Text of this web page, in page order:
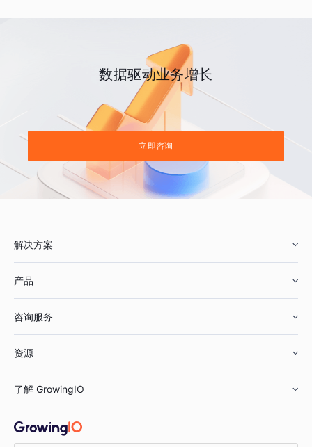
数据驱动业务增长
立即咨询
解决方案
鞋服行业
汽车行业
金融行业
产品
智能运营
获客分析
咨询服务
资源
增长公开课
了解 GrowingIO
关于 GrowingIO